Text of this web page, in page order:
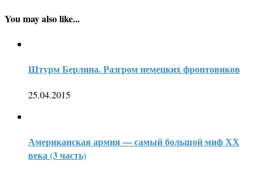
You may also like...
Штурм Берлина. Разгром немецких фронтовиков
25.04.2015
Американская армия — самый большой миф ХХ
века (3 часть)